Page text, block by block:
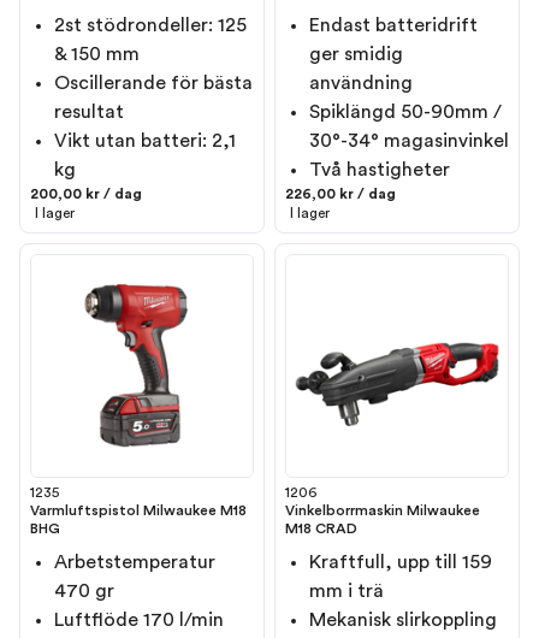
2st stödrondeller: 125
& 150 mm
Oscillerande för bästa
resultat
Vikt utan batteri: 2,1
kg
200,00 kr / dag
I lager
Endast batteridrift
ger smidig
användning
Spiklängd 50-90mm /
30°-34° magasinvinkel
Två hastigheter
226,00 kr / dag
I lager
1235
Varmluftspistol Milwaukee M18
BHG
Arbetstemperatur
470 gr
Luftflöde 170 l/min
1206
Vinkelborrmaskin Milwaukee
M18 CRAD
Kraftfull, upp till 159
mm i trä
Mekanisk slirkoppling